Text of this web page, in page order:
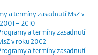
a termíny zasadnutí MsZ v
– 2010
a termíny zasadnutí
v roku 2002
a termíny zasadnutí